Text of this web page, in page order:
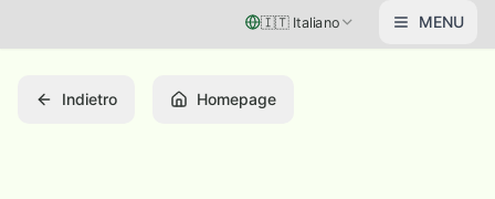
🇮🇹 Italiano MENU
Indietro Homepage